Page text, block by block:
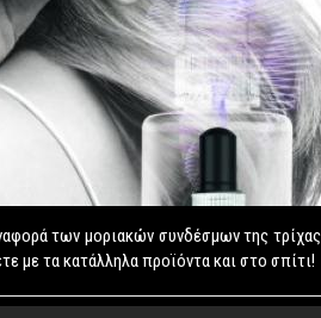
των μοριακών συνδέσμων της
με τα κατάλληλα προϊόντα και στο σπίτι!